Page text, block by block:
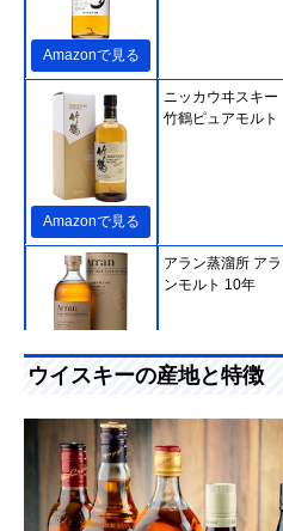
Amazonで見る
Amazonで見る
ニッカウヰスキー
竹鶴ピュアモルト
Amazonで見る
アラン蒸溜所 アラ
ンモルト 10年
Amazonで見る
アードベッグ アー
ドベッグ 10年
Amazonで見る
バカルディ ジャパ
ン デュワーズ ホ
ウイスキーの産地と特徴